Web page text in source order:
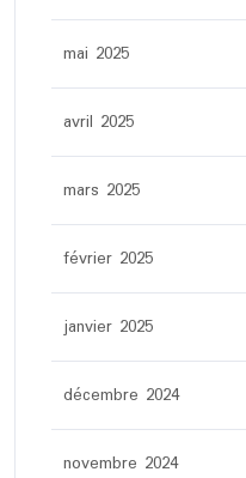
mai 2025
avril 2025
mars 2025
février 2025
janvier 2025
décembre 2024
novembre 2024